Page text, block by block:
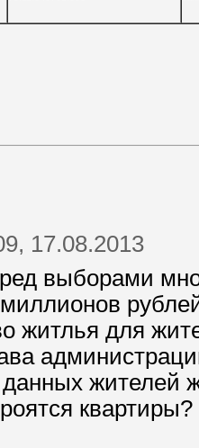
17.08.2013
выборами
житлья для
жителей